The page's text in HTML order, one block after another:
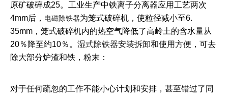
原矿破碎成25。工业生产中铁离子分离器应用工艺两次
4mm后， 电磁除铁器为笼式破碎机，使粒径减小至6.
35mm，笼式破碎机内的热空气降低了高岭土的含水量从
20％降至约10％。 湿式除铁器安装拆卸和使用方便，可去
除大部分炉渣和铁，粉末：
对于任何疏忽的工作不能小心计划和安排，甚至错过了同